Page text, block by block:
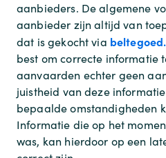
aanbieders. De algemene
aanbieder zijn altijd van
dat is gekocht via
best om correcte informatie
aanvaarden echter geen
juistheid van deze
bepaalde omstandigheden
Informatie die op het
was, kan hierdoor op een